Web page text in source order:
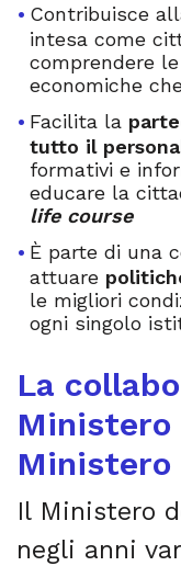
Contribuisce
intesa come
comprendere
economiche
Facilita la
tutto il
formativi e
educare la
life course
È parte di una
attuare
le migliori
ogni singolo
La
Ministero
Ministero
Il Ministero
negli anni